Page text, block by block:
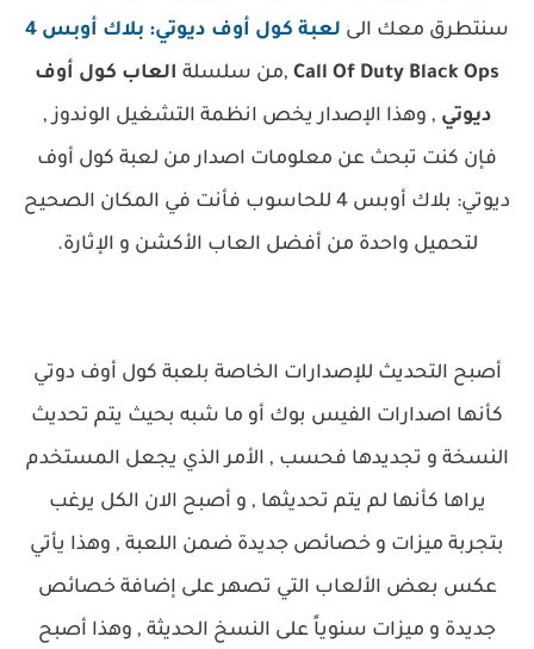
سنتطرق معك الى لعبة كول أوف ديوتي: بلاك أوبس 4
Call Of Duty Black Ops ,من سلسلة العاب كول أوف
ديوتي , وهذا الإصدار يخص انظمة التشغيل الوندوز ,
فإن كنت تبحث عن معلومات اصدار من لعبة كول أوف
ديوتي: بلاك أوبس 4 للحاسوب فأنت في المكان الصحيح
لتحميل واحدة من أفضل العاب الأكشن و الإثارة.
أصبح التحديث للإصدارات الخاصة بلعبة كول أوف دوتي
كأنها اصدارات الفيس بوك أو ما شبه بحيث يتم تحديث
النسخة و تجديدها فحسب , الأمر الذي يجعل المستخدم
يراها كأنها لم يتم تحديثها , و أصبح الان الكل يرغب
بتجربة ميزات و خصائص جديدة ضمن اللعبة , وهذا يأتي
عكس بعض الألعاب التي تصهر على إضافة خصائص
جديدة و ميزات سنوياً على النسخ الحديثة , وهذا أصبح